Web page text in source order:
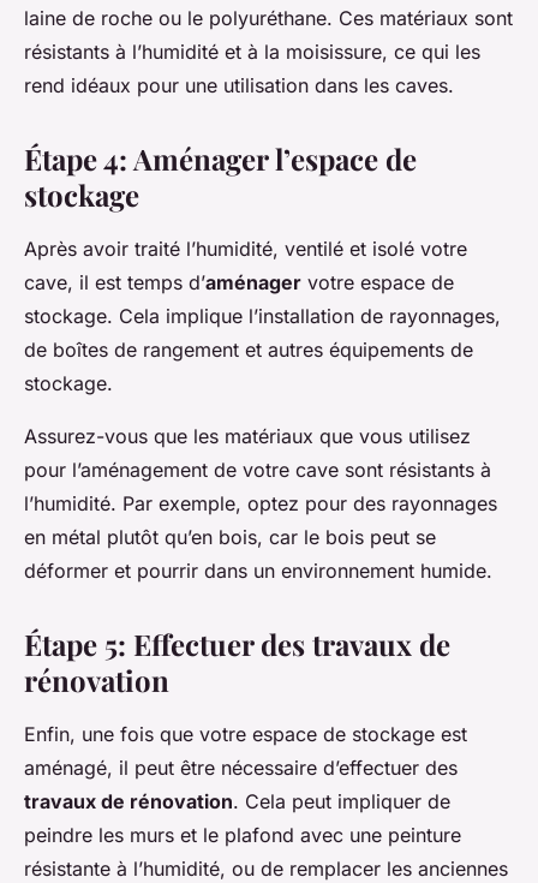
laine de roche ou le polyuréthane. Ces matériaux sont
résistants à l’humidité et à la moisissure, ce qui les
rend idéaux pour une utilisation dans les caves.
Étape 4: Aménager l’espace de
stockage
Après avoir traité l’humidité, ventilé et isolé votre
cave, il est temps d’aménager votre espace de
stockage. Cela implique l’installation de rayonnages,
de boîtes de rangement et autres équipements de
stockage.
Assurez-vous que les matériaux que vous utilisez
pour l’aménagement de votre cave sont résistants à
l’humidité. Par exemple, optez pour des rayonnages
en métal plutôt qu’en bois, car le bois peut se
déformer et pourrir dans un environnement humide.
Étape 5: Effectuer des travaux de
rénovation
Enfin, une fois que votre espace de stockage est
aménagé, il peut être nécessaire d’effectuer des
travaux de rénovation. Cela peut impliquer de
peindre les murs et le plafond avec une peinture
résistante à l’humidité, ou de remplacer les anciennes